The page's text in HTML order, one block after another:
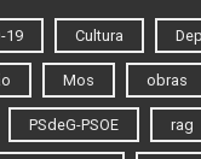
19 Cultura
Mos obras
PSdeG-PSOE rag